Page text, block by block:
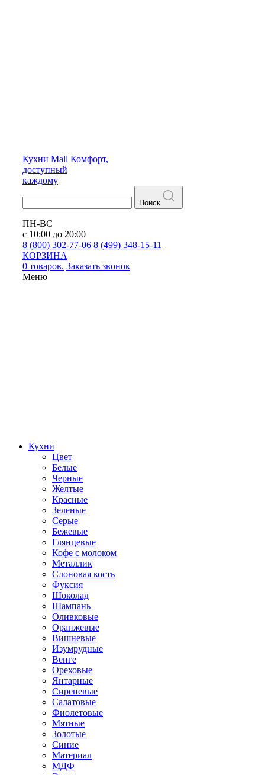
Кухни Mall Комфорт,
доступный
каждому
Поиск
ПН-ВС
с 10:00 до 20:00
8 (800) 302-77-06 8 (499) 348-15-11
КОРЗИНА
0 товаров. Заказать звонок
Меню
Кухни
Цвет
Белые
Черные
Желтые
Красные
Зеленые
Серые
Бежевые
Глянцевые
Кофе с молоком
Металлик
Слоновая кость
Фуксия
Шоколад
Шампань
Оливковые
Оранжевые
Вишневые
Изумрудные
Венге
Ореховые
Янтарные
Сиреневые
Салатовые
Фиолетовые
Мятные
Золотые
Синие
Материал
МДФ